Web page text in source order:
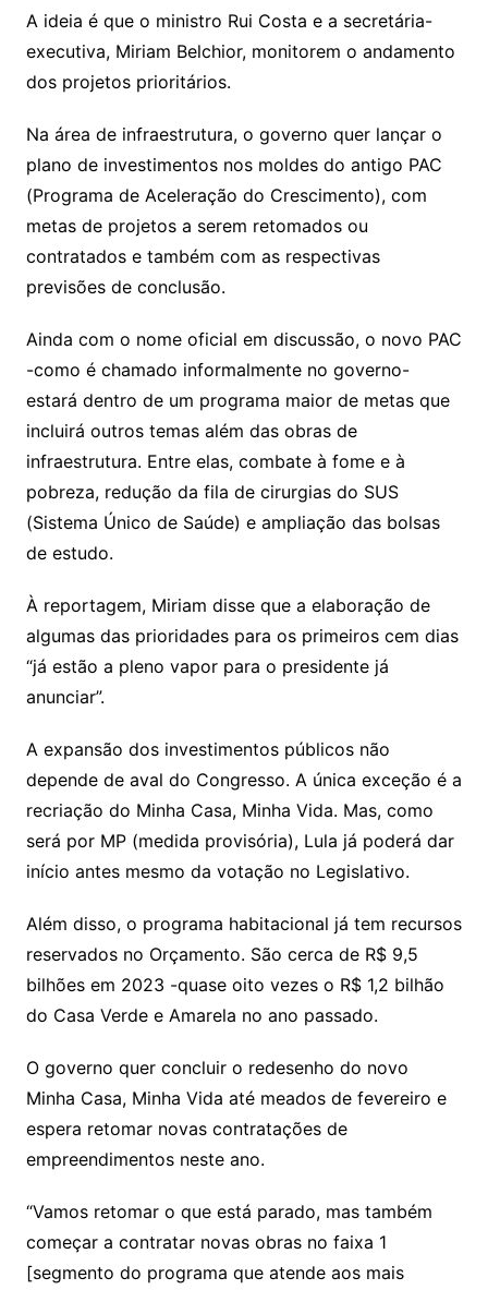
A ideia é que o ministro Rui Costa e a secretária-
executiva, Miriam Belchior, monitorem o andamento
dos projetos prioritários.
Na área de infraestrutura, o governo quer lançar o
plano de investimentos nos moldes do antigo PAC
(Programa de Aceleração do Crescimento), com
metas de projetos a serem retomados ou
contratados e também com as respectivas
previsões de conclusão.
Ainda com o nome oficial em discussão, o novo PAC
-como é chamado informalmente no governo-
estará dentro de um programa maior de metas que
incluirá outros temas além das obras de
infraestrutura. Entre elas, combate à fome e à
pobreza, redução da fila de cirurgias do SUS
(Sistema Único de Saúde) e ampliação das bolsas
de estudo.
À reportagem, Miriam disse que a elaboração de
algumas das prioridades para os primeiros cem dias
“já estão a pleno vapor para o presidente já
anunciar”.
A expansão dos investimentos públicos não
depende de aval do Congresso. A única exceção é a
recriação do Minha Casa, Minha Vida. Mas, como
será por MP (medida provisória), Lula já poderá dar
início antes mesmo da votação no Legislativo.
Além disso, o programa habitacional já tem recursos
reservados no Orçamento. São cerca de R$ 9,5
bilhões em 2023 -quase oito vezes o R$ 1,2 bilhão
do Casa Verde e Amarela no ano passado.
O governo quer concluir o redesenho do novo
Minha Casa, Minha Vida até meados de fevereiro e
espera retomar novas contratações de
empreendimentos neste ano.
“Vamos retomar o que está parado, mas também
começar a contratar novas obras no faixa 1
[segmento do programa que atende aos mais